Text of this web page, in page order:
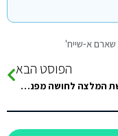
שארם א-שייח'
הפוסט הבא
היי מחפשת המלצה לחושה מפנקת להורים שלי (אחרי החגים) בראס השטן.. סגנון אדם קאמפ כזה אבל שקט יותר?